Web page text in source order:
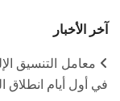
آخر الأخبار
في أول أيام انطلاق